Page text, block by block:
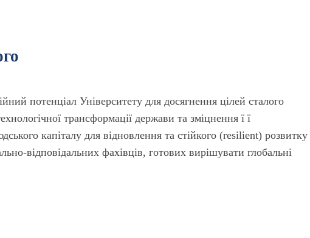
потенціал Університету для досягнення цілей сталого
трансформації держави та зміцнення ї ї
капіталу для відновлення та стійкого (resilient) розвитку
відповідальних фахівців, готових вирішувати глобальні